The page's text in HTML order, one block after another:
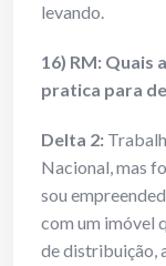
levando.
16) RM: Quais
pratica para
Delta 2:
Nacional, mas
sou
com um imóvel
de distribuição,